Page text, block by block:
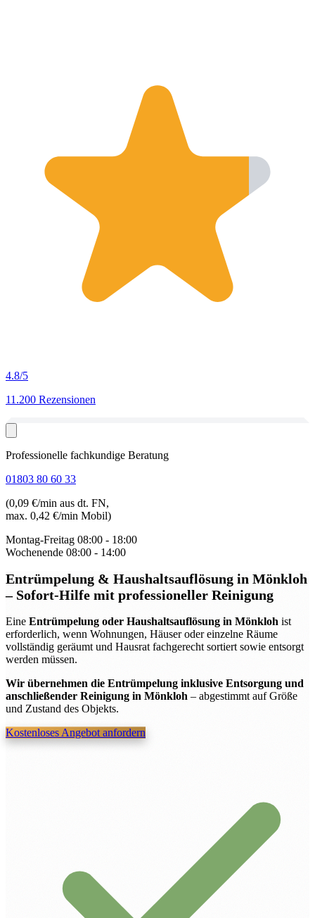
4.8/5
11.200 Rezensionen
Professionelle fachkundige Beratung
01803 80 60 33
(0,09 €/min aus dt. FN,
max. 0,42 €/min Mobil)
Montag-Freitag 08:00 - 18:00
Wochenende 08:00 - 14:00
Entrümpelung & Haushaltsauflösung in Mönkloh
– Sofort-Hilfe mit professioneller Reinigung
Eine Entrümpelung oder Haushaltsauflösung in Mönkloh ist
erforderlich, wenn Wohnungen, Häuser oder einzelne Räume
vollständig geräumt und Hausrat fachgerecht sortiert sowie entsorgt
werden müssen.
Wir übernehmen die Entrümpelung inklusive Entsorgung und
anschließender Reinigung in Mönkloh – abgestimmt auf Größe
und Zustand des Objekts.
Kostenloses Angebot anfordern